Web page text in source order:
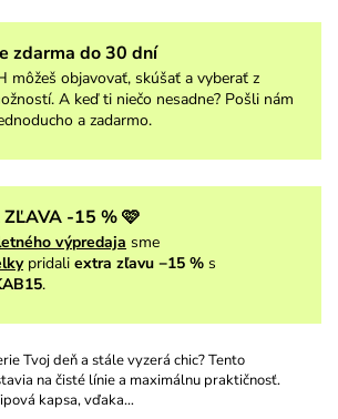
zdarma do 30 dní
môžeš objavovať, skúšať a vyberať z
A keď ti niečo nesadne? Pošli nám
a zadarmo.
ZĽAVA -15 % 🩷
výpredaja sme
pridali extra zľavu −15 % s
.
Tvoj deň a stále vyzerá chic? Tento
na čisté línie a maximálnu praktičnosť.
kapsa, vďaka…